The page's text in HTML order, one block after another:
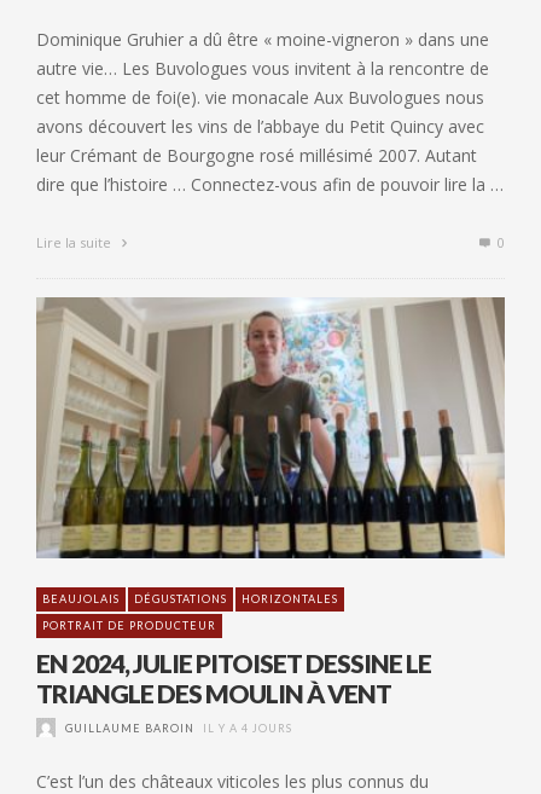
Dominique Gruhier a dû être « moine-vigneron » dans une
autre vie… Les Buvologues vous invitent à la rencontre de
cet homme de foi(e). vie monacale Aux Buvologues nous
avons découvert les vins de l’abbaye du Petit Quincy avec
leur Crémant de Bourgogne rosé millésimé 2007. Autant
dire que l’histoire … Connectez-vous afin de pouvoir lire la …
Lire la suite 0
BEAUJOLAIS DÉGUSTATIONS
HORIZONTALES
PORTRAIT DE PRODUCTEUR
EN 2024, JULIE PITOISET DESSINE LE
TRIANGLE DES MOULIN À VENT
GUILLAUME BAROIN IL Y A 4 JOURS
C’est l’un des châteaux viticoles les plus connus du